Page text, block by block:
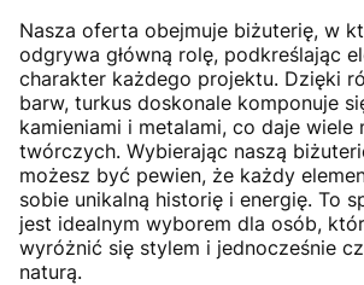
Nasza oferta obejmuje biżuterię, w
odgrywa główną rolę, podkreślając
charakter każdego projektu. Dzięki
barw, turkus doskonale komponuje
kamieniami i metalami, co daje wiele
twórczych. Wybierając naszą
możesz być pewien, że każdy
sobie unikalną historię i energię. To
jest idealnym wyborem dla osób,
wyróżnić się stylem i jednocześnie
naturą.